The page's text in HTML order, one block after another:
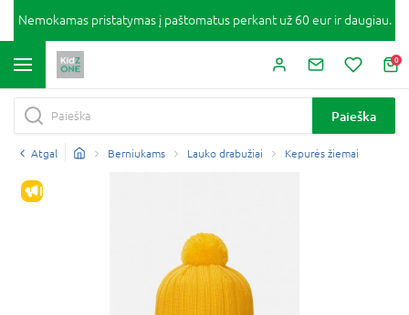
Nemokamas pristatymas į paštomatus perkant už 60 eur ir daugiau.
0
Paieška
Atgal Berniukams Lauko drabužiai Kepurės žiemai
IŠPARDAVIMAS